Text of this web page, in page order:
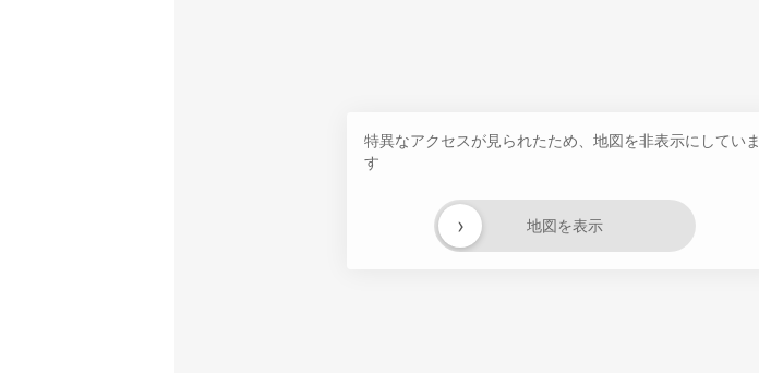
特異なアクセスが見られたため、地図を非表示にしていま
す
地図を表示
›